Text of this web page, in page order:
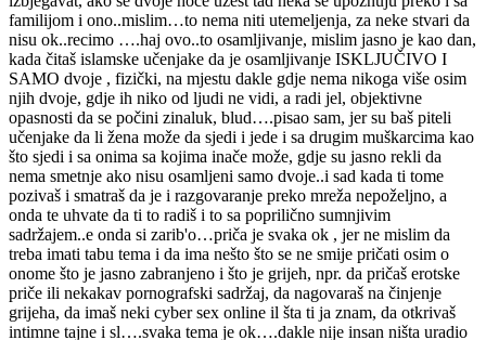
familijom i ono..mislim…to nema niti utemeljenja, za neke stvari da
nisu ok..recimo ….haj ovo..to osamljivanje, mislim jasno je kao dan,
kada čitaš islamske učenjake da je osamljivanje ISKLJUČIVO I
SAMO dvoje , fizički, na mjestu dakle gdje nema nikoga više osim
njih dvoje, gdje ih niko od ljudi ne vidi, a radi jel, objektivne
opasnosti da se počini zinaluk, blud….pisao sam, jer su baš piteli
učenjake da li žena može da sjedi i jede i sa drugim muškarcima kao
što sjedi i sa onima sa kojima inače može, gdje su jasno rekli da
nema smetnje ako nisu osamljeni samo dvoje..i sad kada ti tome
pozivaš i smatraš da je i razgovaranje preko mreža nepoželjno, a
onda te uhvate da ti to radiš i to sa poprilično sumnjivim
sadržajem..e onda si zarib'o…priča je svaka ok , jer ne mislim da
treba imati tabu tema i da ima nešto što se ne smije pričati osim o
onome što je jasno zabranjeno i što je grijeh, npr. da pričaš erotske
priče ili nekakav pornografski sadržaj, da nagovaraš na činjenje
grijeha, da imaš neki cyber sex online il šta ti ja znam, da otkrivaš
intimne tajne i sl….svaka tema je ok….dakle nije insan ništa uradio